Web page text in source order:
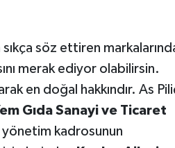
söz ettiren
merak ediyor olabilirsin.
en doğal hakkındır. As
Gıda Sanayi ve Ticaret
kadrosunun